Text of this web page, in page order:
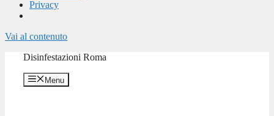
Privacy
Vai al contenuto
Disinfestazioni Roma
Menu